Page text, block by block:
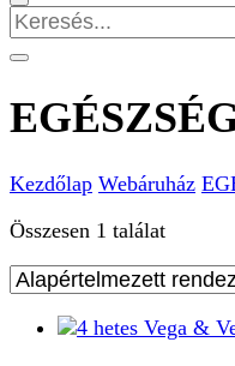
Keresés:
Kezdőlap Webáruház
Összesen 1 találat